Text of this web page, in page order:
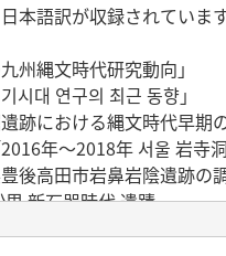
本語訳が収録されていま
州縄文時代研究動向」
시대 연구의 최근 동향」
跡における縄文時代早期
年～2018年 서울 岩寺
後高田市岩鼻岩陰遺跡の調
新石器時代 遺蹟